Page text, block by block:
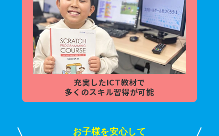
充実したICT教材で
多くのスキル習得が可能
お子様を安心して